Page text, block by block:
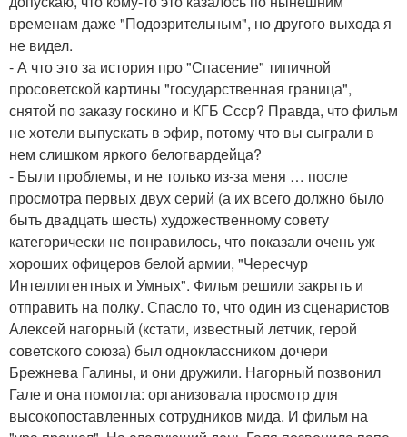
временам даже "Подозрительным", но другого выхода я
не видел.
- А что это за история про "Спасение" типичной
просоветской картины "государственная граница",
снятой по заказу госкино и КГБ Ссср? Правда, что фильм
не хотели выпускать в эфир, потому что вы сыграли в
нем слишком яркого белогвардейца?
- Были проблемы, и не только из-за меня … после
просмотра первых двух серий (а их всего должно было
быть двадцать шесть) художественному совету
категорически не понравилось, что показали очень уж
хороших офицеров белой армии, "Чересчур
Интеллигентных и Умных". Фильм решили закрыть и
отправить на полку. Спасло то, что один из сценаристов
Алексей нагорный (кстати, известный летчик, герой
советского союза) был одноклассником дочери
Брежнева Галины, и они дружили. Нагорный позвонил
Гале и она помогла: организовала просмотр для
высокопоставленных сотрудников мида. И фильм на